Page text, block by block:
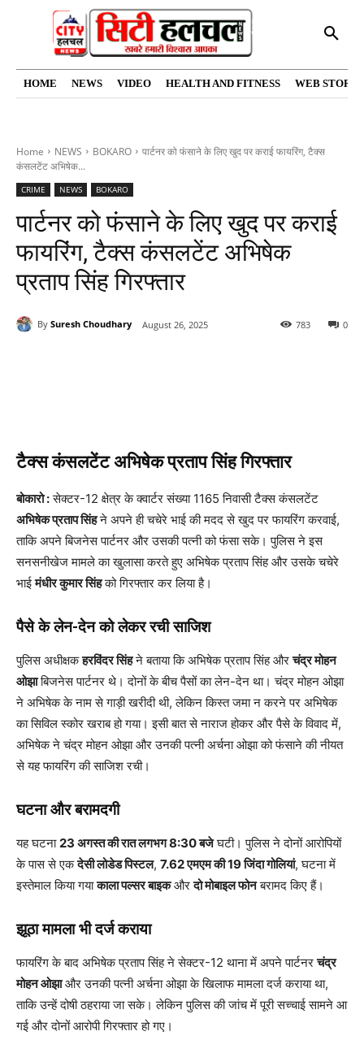
HOME NEWS VIDEO HEALTH AND FITNESS WEB
Home NEWS BOKARO
पार्टनर को फंसाने के लिए खुद पर कराई फायरिंग, टैक्स
कंसलटेंट अभिषेक...
CRIME NEWS BOKARO
पार्टनर को फंसाने के लिए खुद पर कराई
फायरिंग, टैक्स कंसलटेंट अभिषेक
प्रताप सिंह गिरफ्तार
By Suresh Choudhary August 26, 2025 0
783
टैक्स कंसलटेंट अभिषेक प्रताप सिंह गिरफ्तार
बोकारो :सेक्टर-12 क्षेत्र के क्वार्टर संख्या 1165 निवासी टैक्स कंसलटेंट
अभिषेक प्रताप सिंहने अपने ही चचेरे भाई की मदद से खुद पर फायरिंग करवाई,
ताकि अपने बिजनेस पार्टनर और उसकी पत्नी को फंसा सके। पुलिस ने इस
सनसनीखेज मामले का खुलासा करते हुए अभिषेक प्रताप सिंह और उसके चचेरे
भाईमंधीर कुमार सिंहको गिरफ्तार कर लिया है।
पैसे के लेन-देन को लेकर रची साजिश
पुलिस अधीक्षकहरविंदर सिंहने बताया कि अभिषेक प्रताप सिंह औरचंद्र मोहन
ओझाबिजनेस पार्टनर थे। दोनों के बीच पैसों का लेन-देन था। चंद्र मोहन ओझा
ने अभिषेक के नाम से गाड़ी खरीदी थी, लेकिन किस्त जमा न करने पर अभिषेक
का सिविल स्कोर खराब हो गया। इसी बात से नाराज होकर और पैसे के विवाद में,
अभिषेक ने चंद्र मोहन ओझा और उनकी पत्नी अर्चना ओझा को फंसाने की नीयत
से यह फायरिंग की साजिश रची।
घटना और बरामदगी
यह घटना 23 अगस्त की रात लगभग 8:30 बजेघटी। पुलिस ने दोनों आरोपियों
के पास से एकदेसी लोडेड पिस्टल, 7.62 एमएम की 19 जिंदा गोलियां, घटना में
इस्तेमाल किया गयाकाला पल्सर बाइकऔरदो मोबाइल फोनबरामद किए हैं।
झूठा मामला भी दर्ज कराया
फायरिंग के बाद अभिषेक प्रताप सिंह ने सेक्टर-12 थाना में अपने पार्टनरचंद्र
मोहन ओझाऔर उनकी पत्नी अर्चना ओझा के खिलाफ मामला दर्ज कराया था,
ताकि उन्हें दोषी ठहराया जा सके। लेकिन पुलिस की जांच में पूरी सच्चाई सामने आ
गई और दोनों आरोपी गिरफ्तार हो गए।